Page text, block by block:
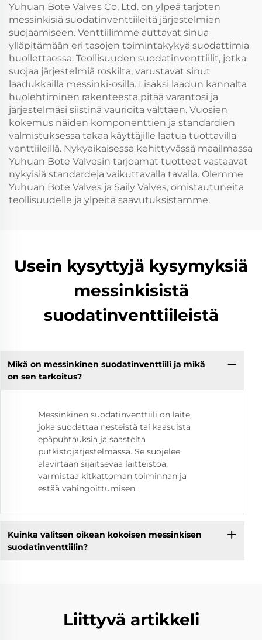
Yuhuan Bote Valves Co, Ltd. on ylpeä tarjoten
messinkisiä suodatinventtiileitä järjestelmien
suojaamiseen. Venttiilimme auttavat sinua
ylläpitämään eri tasojen toimintakykyä suodattimia
huollettaessa. Teollisuuden suodatinventtiilit, jotka
suojaa järjestelmiä roskilta, varustavat sinut
laadukkailla messinki-osilla. Lisäksi laadun kannalta
huolehtiminen rakenteesta pitää varantosi ja
järjestelmäsi siistinä vaurioita välttäen. Vuosien
kokemus näiden komponenttien ja standardien
valmistuksessa takaa käyttäjille laatua tuottavilla
venttiileillä. Nykyaikaisessa kehittyvässä maailmassa
Yuhuan Bote Valvesin tarjoamat tuotteet vastaavat
nykyisiä standardeja vaikuttavalla tavalla. Olemme
Yuhuan Bote Valves ja Saily Valves, omistautuneita
teollisuudelle ja ylpeitä saavutuksistamme.
Usein kysyttyjä kysymyksiä
messinkisistä
suodatinventtiileistä
Mikä on messinkinen suodatinventtiili ja mikä
on sen tarkoitus?
Messinkinen suodatinventtiili on laite,
joka suodattaa nesteistä tai kaasuista
epäpuhtauksia ja saasteita
putkistojärjestelmässä. Se suojelee
alavirtaan sijaitsevaa laitteistoa,
varmistaa kitkattoman toiminnan ja
estää vahingoittumisen.
Kuinka valitsen oikean kokoisen messinkisen
suodatinventtiilin?
Liittyvä artikkeli